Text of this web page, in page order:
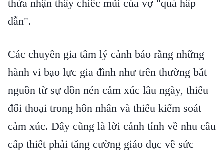
thừa nhận thấy chiếc mũi của vợ "quá hấp
dẫn".
Các chuyên gia tâm lý cảnh báo rằng những
hành vi bạo lực gia đình như trên thường bắt
nguồn từ sự dồn nén cảm xúc lâu ngày, thiếu
đối thoại trong hôn nhân và thiếu kiểm soát
cảm xúc. Đây cũng là lời cảnh tỉnh về nhu cầu
cấp thiết phải tăng cường giáo dục về sức